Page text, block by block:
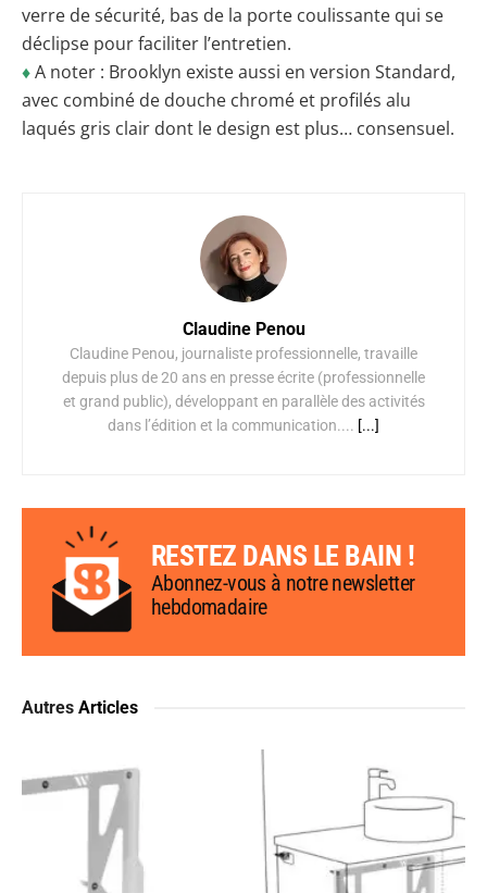
verre de sécurité, bas de la porte coulissante qui se
déclipse pour faciliter l’entretien.
♦A noter : Brooklyn existe aussi en version Standard,
avec combiné de douche chromé et profilés alu
laqués gris clair dont le design est plus… consensuel.
Claudine Penou
Claudine Penou, journaliste professionnelle, travaille
depuis plus de 20 ans en presse écrite (professionnelle
et grand public), développant en parallèle des activités
dans l’édition et la communication.... [...]
RESTEZ DANS LE BAIN !
Abonnez-vous à notre newsletter
hebdomadaire
Autres Articles